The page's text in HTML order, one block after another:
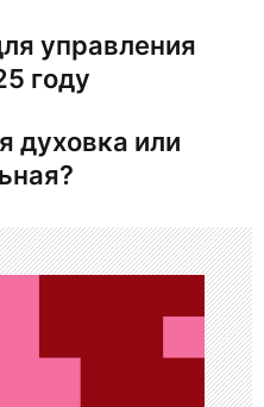
управления
году
духовка или